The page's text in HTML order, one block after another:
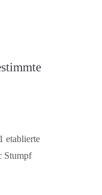
etablierte
Stumpf